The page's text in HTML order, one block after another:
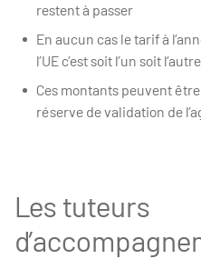
restent à passer
En aucun cas le tarif à
l’UE c’est soit l’un soit l’autre
Ces montants peuvent
réserve de validation de
Les tuteurs